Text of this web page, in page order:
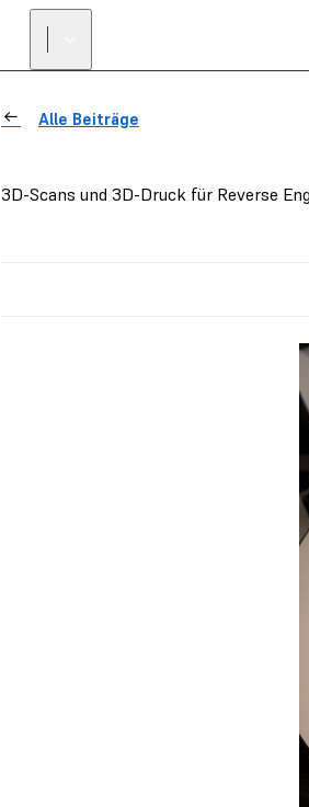
Alle Beiträge
3D-Scans und 3D-Druck für Reverse